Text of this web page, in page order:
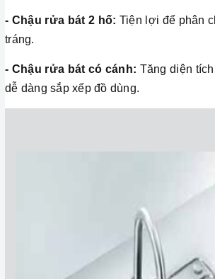
- Chậu rửa bát 2 hố: Tiện lợi để phân
tráng.
- Chậu rửa bát có cánh: Tăng diện
dễ dàng sắp xếp đồ dùng.